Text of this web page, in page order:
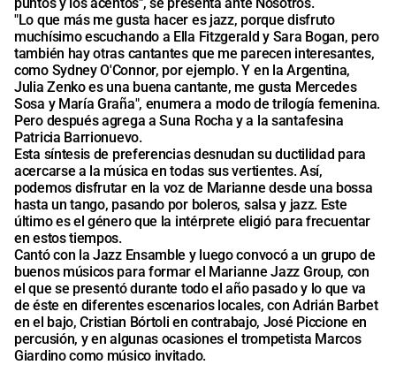
"Lo que más me gusta hacer es jazz, porque disfruto
muchísimo escuchando a Ella Fitzgerald y Sara Bogan, pero
también hay otras cantantes que me parecen interesantes,
como Sydney O'Connor, por ejemplo. Y en la Argentina,
Julia Zenko es una buena cantante, me gusta Mercedes
Sosa y María Graña", enumera a modo de trilogía femenina.
Pero después agrega a Suna Rocha y a la santafesina
Patricia Barrionuevo.
Esta síntesis de preferencias desnudan su ductilidad para
acercarse a la música en todas sus vertientes. Así,
podemos disfrutar en la voz de Marianne desde una bossa
hasta un tango, pasando por boleros, salsa y jazz. Este
último es el género que la intérprete eligió para frecuentar
en estos tiempos.
Cantó con la Jazz Ensamble y luego convocó a un grupo de
buenos músicos para formar el Marianne Jazz Group, con
el que se presentó durante todo el año pasado y lo que va
de éste en diferentes escenarios locales, con Adrián Barbet
en el bajo, Cristian Bórtoli en contrabajo, José Piccione en
percusión, y en algunas ocasiones el trompetista Marcos
Giardino como músico invitado.